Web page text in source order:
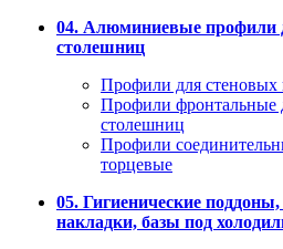
04. Алюминиевые профили
столешниц
Профили для стеновых
Профили фронтальные
столешниц
Профили
торцевые
05. Гигиенические
накладки, базы под